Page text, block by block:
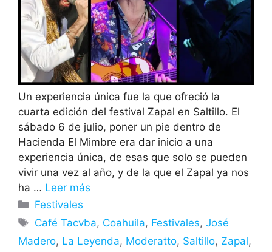
Un experiencia única fue la que ofreció la
cuarta edición del festival Zapal en Saltillo. El
sábado 6 de julio, poner un pie dentro de
Hacienda El Mimbre era dar inicio a una
experiencia única, de esas que solo se pueden
vivir una vez al año, y de la que el Zapal ya nos
ha … Leer más
Categorías
Festivales
Etiquetas
Café Tacvba, Coahuila, Festivales,José
Madero, La Leyenda, Moderatto, Saltillo, Zapal,